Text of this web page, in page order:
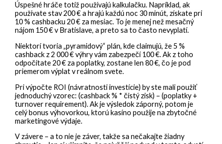
Úspešné hráče totiž používajú kalkulačku. Napríklad, ak
používate stav 200 € a hrajú každú noc 30 minút, získate pri
10 % cashbacku 20 € za mesiac. To je menej než mesačný
nájom 150 € v Bratislave, a preto sa to často nevyplatí.
Niektorí tvoria „pyramidový“ plán, kde claimujú, že 5 %
cashback z 2 000 € výhry vám zabezpečí 100 €. Ak z toho
odpočítate 20 € za poplatky, zostane len 80 €, čo je pod
priemerom výplat v reálnom svete.
Pri výpočte ROI (návratnosti investície) by ste mali použiť
jednoduchý vzorec: (cashback % * čistý zisk) – (poplatky +
turnover requirement). Ak je výsledok záporný, potom je
celý bonus výhovorkou, ktorú kasíno použije na zbytočné
marketingové výdaje.
V závere – a to nie je záver, takže sa nečakajte žiadny